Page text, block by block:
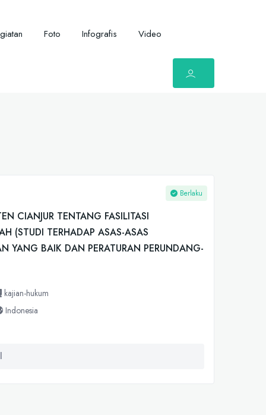
Foto Infografis Video
Berlaku
CIANJUR TENTANG FASILITASI
(STUDI TERHADAP ASAS-ASAS
YANG BAIK DAN PERATURAN PERUNDANG-
kajian-hukum
Indonesia